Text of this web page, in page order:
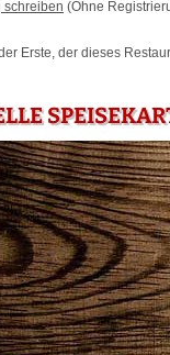
schreiben (Ohne
Erste, der dieses